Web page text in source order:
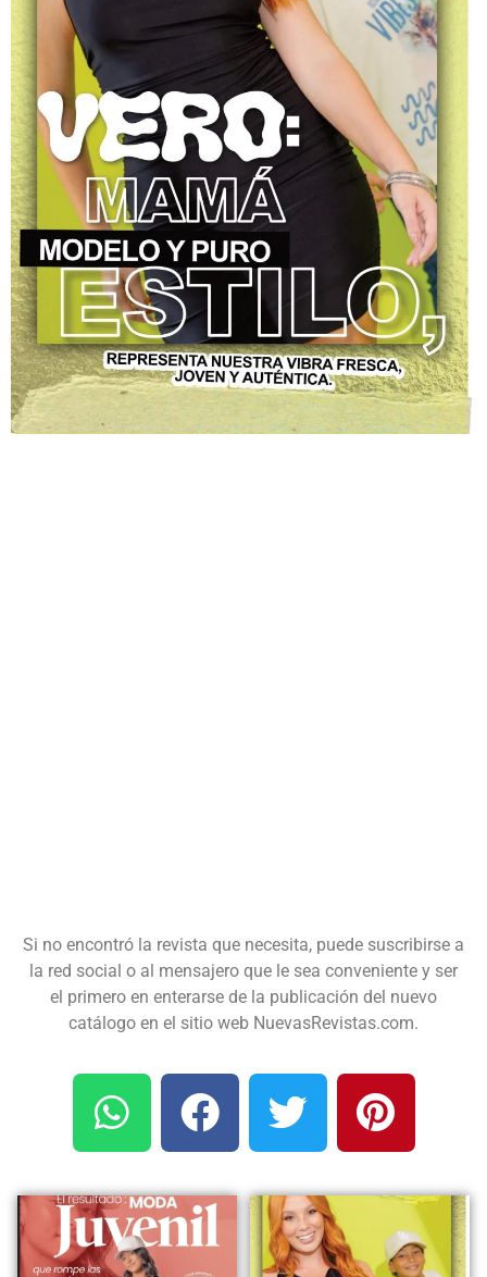
Si no encontró la revista que necesita, puede suscribirse a
la red social o al mensajero que le sea conveniente y ser
el primero en enterarse de la publicación del nuevo
catálogo en el sitio web NuevasRevistas.com.